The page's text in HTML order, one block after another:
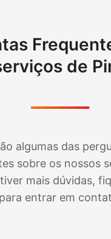
de
algumas das
sobre os nossos
mais dúvidas,
para entrar em